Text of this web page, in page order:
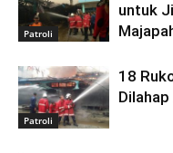
Patroli
untuk
Patroli
18
Dilahap